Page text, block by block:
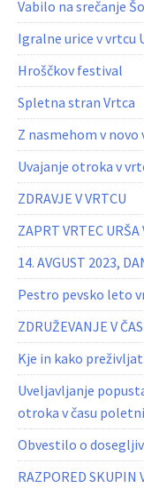
Vabilo na srečanje
Igralne urice v vrtcu
Hroščkov festival
Spletna stran Vrtca
Z nasmehom v
Uvajanje otroka v
ZDRAVJE V VRTCU
ZAPRT VRTEC
14. AVGUST 2023,
Pestro pevsko leto
ZDRUŽEVANJE V
Kje in kako
Uveljavljanje
otroka v času
Obvestilo o
RAZPORED SKUPIN